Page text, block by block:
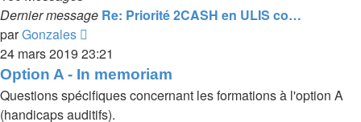
Dernier message Re: Priorité 2CASH en ULIS co…
parGonzales
le
dernier
message
24 mars 2019 23:21
Option A - In memoriam
Questions spécifiques concernant les formations à l'option A
(handicaps auditifs).